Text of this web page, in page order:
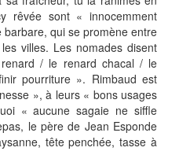
rêvée sont « innocemment
qui se promène entre
villes. Les nomades disent
/ le renard chacal / le
pourriture ». Rimbaud est
», à leurs « bons usages
« aucune sagaie ne siffle
le père de Jean Esponde
tête penchée, tasse à